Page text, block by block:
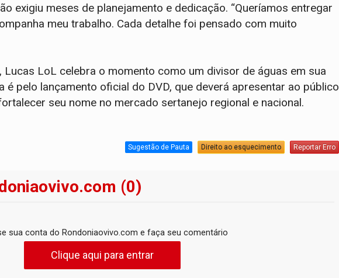
exigiu meses de planejamento e dedicação. “Queríamos entregar
meu trabalho. Cada detalhe foi pensado com muito
Lucas LoL celebra o momento como um divisor de águas em sua
é pelo lançamento oficial do DVD, que deverá apresentar ao público
seu nome no mercado sertanejo regional e nacional.
Sugestão de Pauta Direito ao esquecimento Reportar Erro
(0)
sua conta do Rondoniaovivo.com e faça seu comentário
Clique aqui para entrar